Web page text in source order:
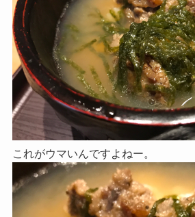
これがウマいんですよねー。